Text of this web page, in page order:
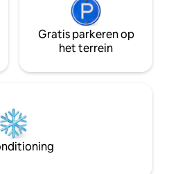
daarvan
geven. En we
dag
zo ver weg
nodig
van de
Gratis parkeren op
het terrein